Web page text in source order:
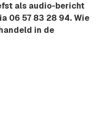
als audio-bericht
06 57 83 28 94. Wie
in de